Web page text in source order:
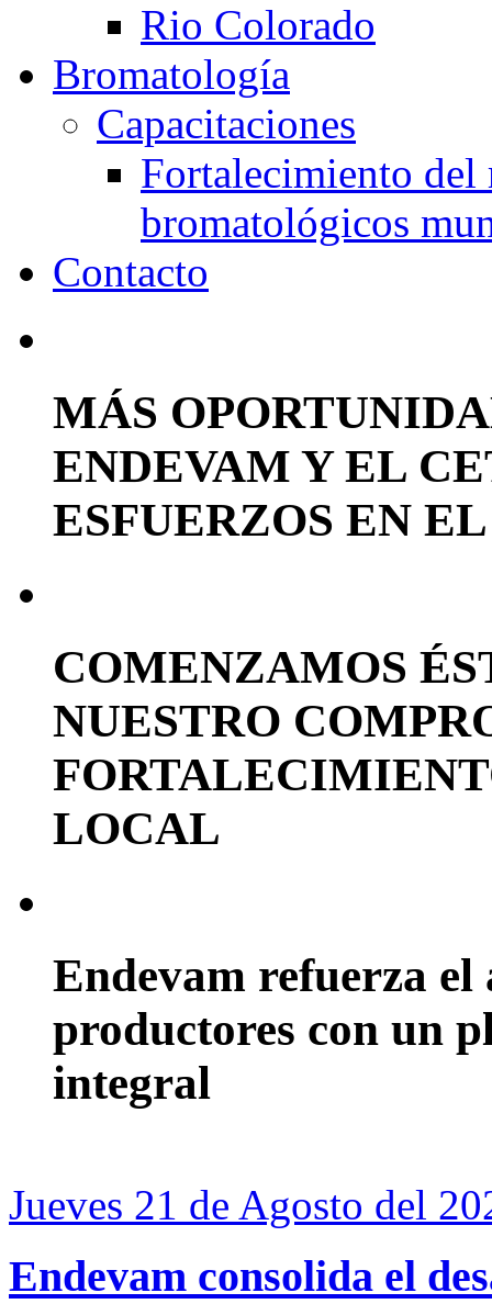
Rio Colorado
Bromatología
Capacitaciones
Fortalecimiento del
bromatológicos
Contacto
MÁS
ENDEVAM Y EL
ESFUERZOS EN
COMENZAMOS
NUESTRO
LOCAL
Endevam refuerza el
productores con un
integral
Jueves 21 de Agosto del
Endevam consolida el